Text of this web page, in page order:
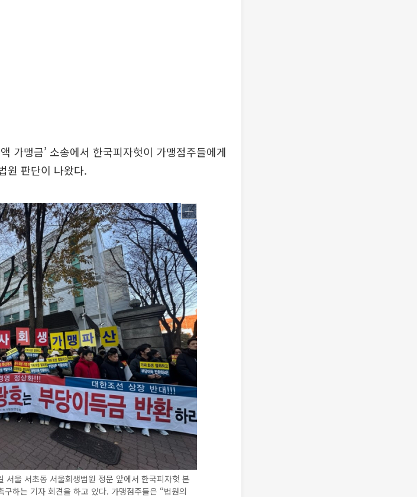
가맹금’ 소송에서 한국피자헛이 가맹점주들에게
원 판단이 나왔다.
울 서초동 서울회생법원 정문 앞에서 한국피자헛 본
하는 기자 회견을 하고 있다. 가맹점주들은 “법원의